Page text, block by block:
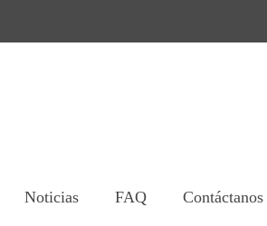
Noticias FAQ Contáctanos